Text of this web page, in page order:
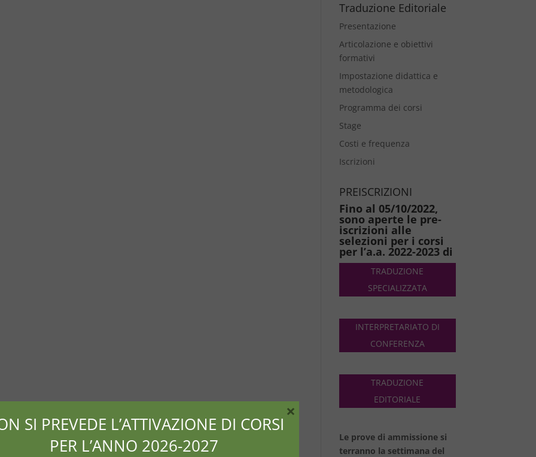
Traduzione Editoriale
Presentazione
Articolazione e obiettivi
formativi
Impostazione didattica e
metodologica
Programma dei corsi
Stage
Costi e frequenza
Iscrizioni
PREISCRIZIONI
Fino al 05/10/2022,
sono aperte le pre-
iscrizioni alle
selezioni per i corsi
per l’a.a. 2022-2023 di
TRADUZIONE
SPECIALIZZATA
INTERPRETARIATO DI
CONFERENZA
TRADUZIONE
EDITORIALE
Le prove di ammissione si
terranno la settimana del
SI PREVEDE L’ATTIVAZIONE DI CORSI
PER L’ANNO 2026-2027
×